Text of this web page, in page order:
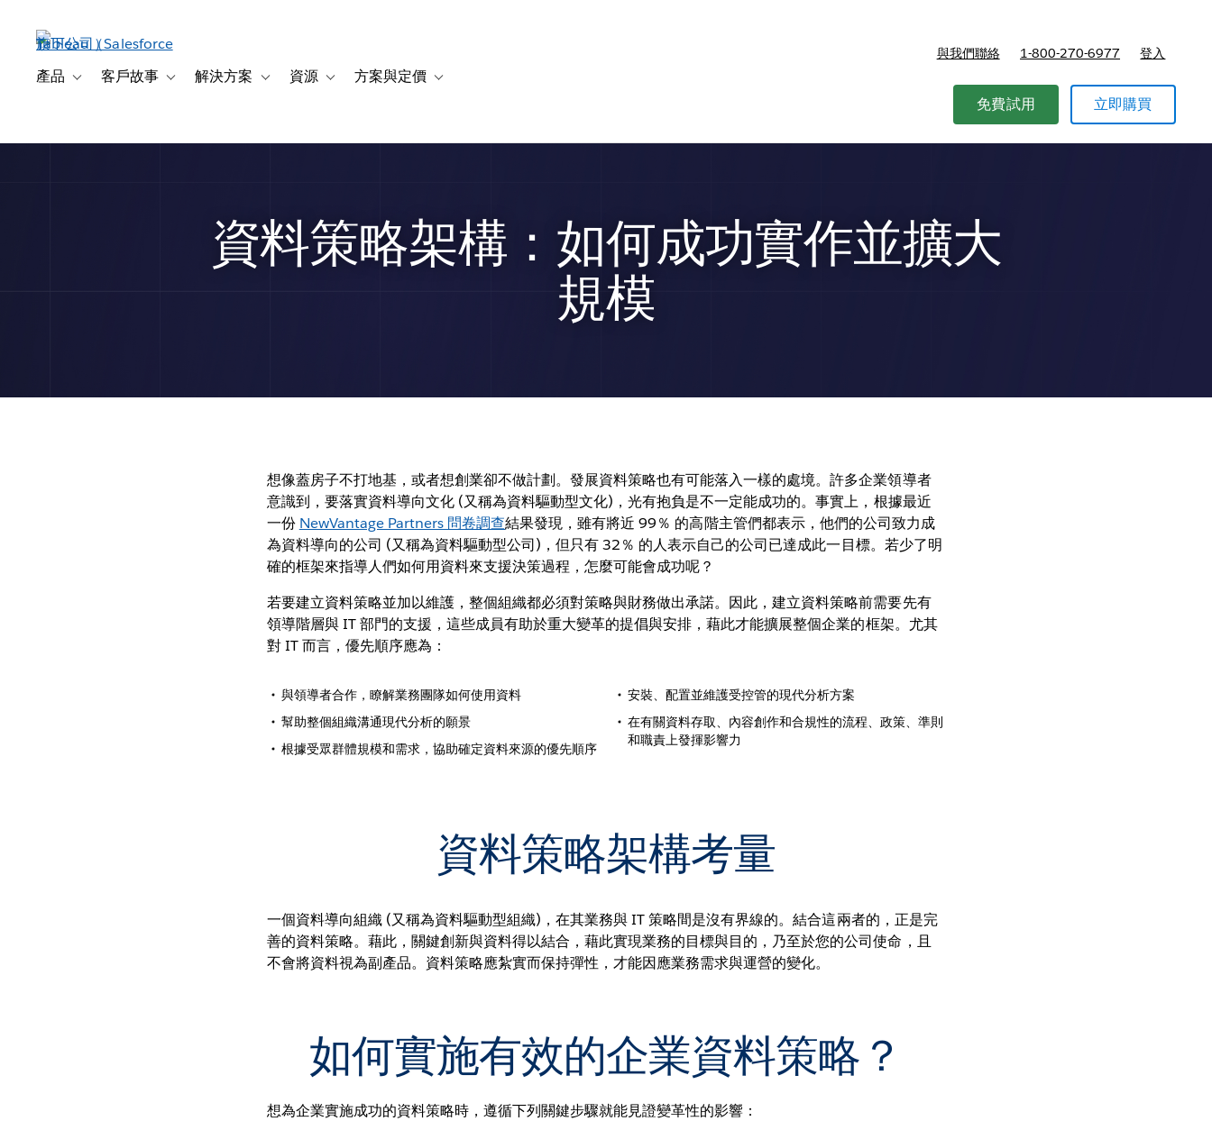
產品 Toggle sub-navigation for 產品
客戶故事 Toggle sub-navigation for 客戶故事
解決方案 Toggle sub-navigation for 解決方案
資源 Toggle sub-navigation for 資源
方案與定價 Toggle sub-navigation for 方案與定價
與我們聯絡 1-800-270-6977 登入
免費試用 立即購買
資料策略架構：如何成功實作並擴大
規模
想像蓋房子不打地基，或者想創業卻不做計劃。發展資料策略也有可能落入一樣的處境。許多企業領導者
意識到，要落實資料導向文化 (又稱為資料驅動型文化)，光有抱負是不一定能成功的。事實上，根據最近
一份 NewVantage Partners 問卷調查結果發現，雖有將近 99％ 的高階主管們都表示，他們的公司致力成
為資料導向的公司 (又稱為資料驅動型公司)，但只有 32％ 的人表示自己的公司已達成此一目標。若少了明
確的框架來指導人們如何用資料來支援決策過程，怎麼可能會成功呢？
若要建立資料策略並加以維護，整個組織都必須對策略與財務做出承諾。因此，建立資料策略前需要先有
領導階層與 IT 部門的支援，這些成員有助於重大變革的提倡與安排，藉此才能擴展整個企業的框架。尤其
對 IT 而言，優先順序應為：
與領導者合作，瞭解業務團隊如何使用資料
幫助整個組織溝通現代分析的願景
根據受眾群體規模和需求，協助確定資料來源的優先順序
安裝、配置並維護受控管的現代分析方案
在有關資料存取、內容創作和合規性的流程、政策、準則
和職責上發揮影響力
資料策略架構考量
一個資料導向組織 (又稱為資料驅動型組織)，在其業務與 IT 策略間是沒有界線的。結合這兩者的，正是完
善的資料策略。藉此，關鍵創新與資料得以結合，藉此實現業務的目標與目的，乃至於您的公司使命，且
不會將資料視為副產品。資料策略應紮實而保持彈性，才能因應業務需求與運營的變化。
如何實施有效的企業資料策略？
想為企業實施成功的資料策略時，遵循下列關鍵步驟就能見證變革性的影響：